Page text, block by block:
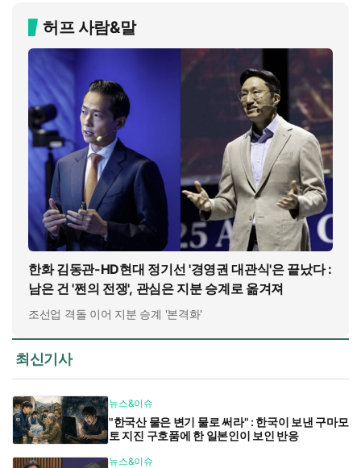
허프 사람&말
한화 김동관-HD현대 정기선 '경영권 대관식'은 끝났다 :
남은 건 '쩐의 전쟁', 관심은 지분 승계로 옮겨져
조선업 격돌 이어 지분 승계 '본격화'
최신기사
뉴스&이슈
"한국산 물은 변기 물로 써라" : 한국이 보낸 구마모
토 지진 구호품에 한 일본인이 보인 반응
뉴스&이슈